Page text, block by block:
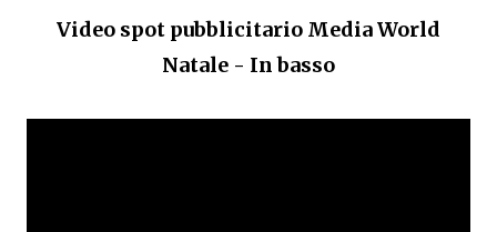
Video spot pubblicitario Media World
Natale - In basso